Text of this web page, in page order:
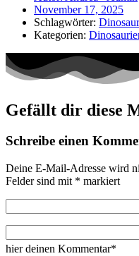
November 17, 2025
Schlagwörter:
Kategorien:
Gefällt dir diese
Schreibe einen
Deine E-Mail-Adresse wird
Felder sind mit * markiert
hier deinen Kommentar*